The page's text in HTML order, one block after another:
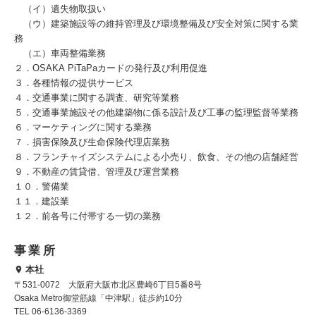
（イ）遺失物取扱い
（ウ）建築施設等の維持管理及び環境整備及び安全対策に関する業
務
（エ）車両整備業務
２．OSAKA PiTaPaカードの発行及び利用促進
３．各種情報の提供サービス
４．交通事業に関する調査、研究等業務
５．交通事業施設その他建築物に係る設計及び工事の監理監督等業務
６．マーケティングに関する業務
７．損害保険及び生命保険代理店業務
８．フランチャイズシステムによる小売り、飲食、その他の店舗経営
９．不動産の賃貸借、管理及び運営業務
１０．警備業
１１．建設業
１２．前各号に付帯する一切の業務
事業所
本社
〒531-0072 大阪府大阪市北区豊崎6丁目5番8号
Osaka Metro御堂筋線「中津駅」徒歩約10分
TEL 06-6136-3369